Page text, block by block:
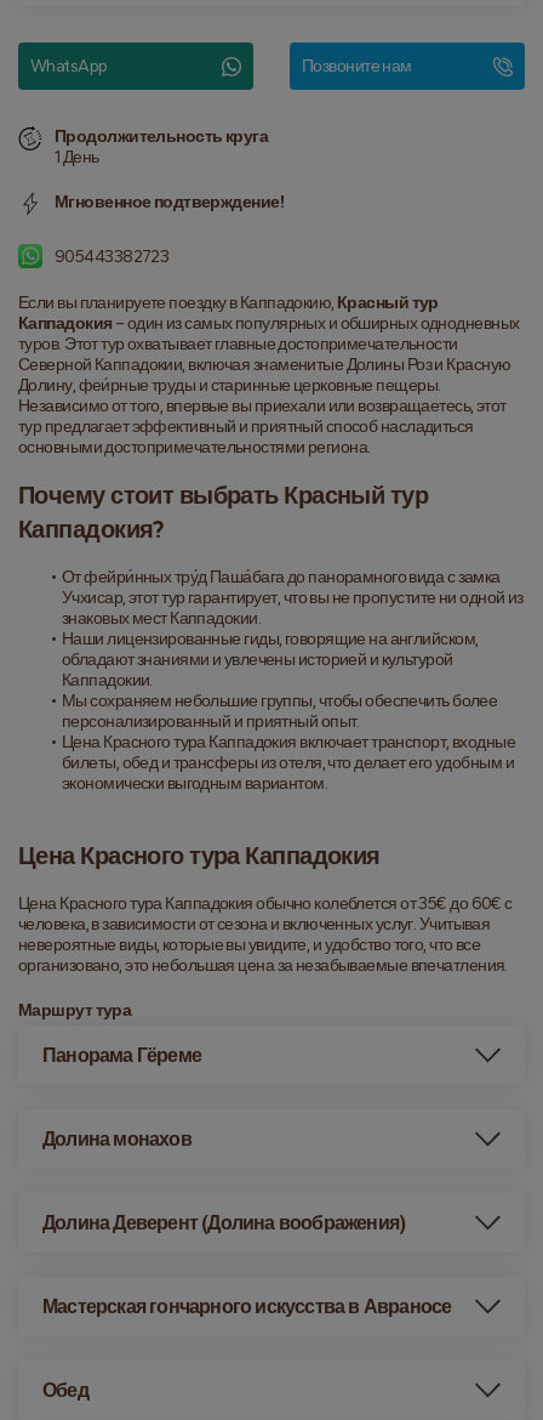
Если вы планируете поездку в Каппадокию, Красный тур
Каппадокия – один из самых популярных и обширных однодневных
туров. Этот тур охватывает главные достопримечательности
Северной Каппадокии, включая знаменитые Долины Роз и Красную
Долину, феи́рные труды и старинные церковные пещеры.
Независимо от того, впервые вы приехали или возвращаетесь, этот
тур предлагает эффективный и приятный способ насладиться
основными достопримечательностями региона.
Почему стоит выбрать Красный тур
Каппадокия?
От фейри́нных тру́д Паша́бага до панорамного вида с замка
Учхисар, этот тур гарантирует, что вы не пропустите ни одной из
знаковых мест Каппадокии.
Наши лицензированные гиды, говорящие на английском,
обладают знаниями и увлечены историей и культурой
Каппадокии.
Мы сохраняем небольшие группы, чтобы обеспечить более
персонализированный и приятный опыт.
Цена Красного тура Каппадокия включает транспорт, входные
билеты, обед и трансферы из отеля, что делает его удобным и
экономически выгодным вариантом.
Цена Красного тура Каппадокия
Цена Красного тура Каппадокия обычно колеблется от 35€ до 60€ с
человека, в зависимости от сезона и включенных услуг. Учитывая
невероятные виды, которые вы увидите, и удобство того, что все
организовано, это небольшая цена за незабываемые впечатления.
Маршрут тура
Панорама Гёреме
Долина монахов
Долина Деверент (Долина воображения)
Мастерская гончарного искусства в Авраносе
Обед
WhatsApp Позвоните нам
Продолжительность круга
1 День
Мгновенное подтверждение!
905443382723